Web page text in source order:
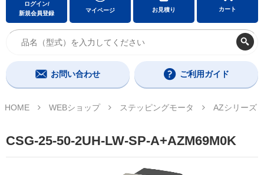
ログイン/
新規会員登録
マイページ お見積り カート
お問い合わせ ご利用ガイド
HOME WEBショップ ステッピングモータ AZシリーズ
CSG-25-50-2UH-LW-SP-A+AZM69M0K